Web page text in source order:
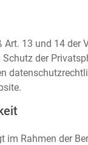
13 und 14 der
der
im Rahmen der